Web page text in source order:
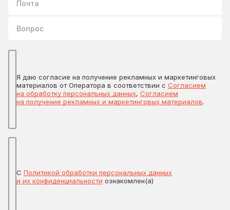
Я даю согласие на получение рекламных и маркетинговых
материалов от Оператора в соответствии с Согласием
на обработку персональных данных, Согласием
на получение рекламных и маркетинговых материалов.
С Политикой обработки персональных данных
и их конфиденциальности ознакомлен(а)